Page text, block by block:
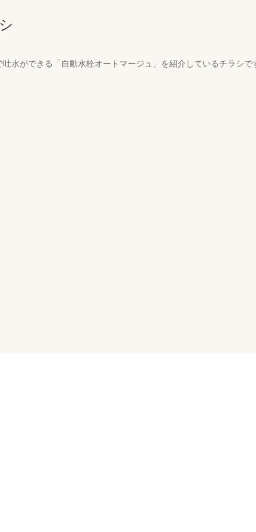
水ができる「自動水栓オートマージュ」を紹介しているチラシ